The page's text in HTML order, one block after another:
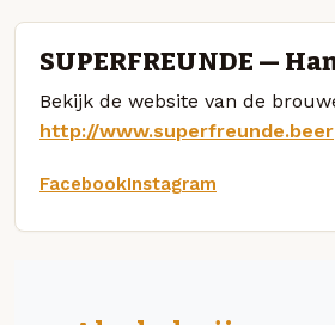
SUPERFREUNDE —
Bekijk de website van de
http://www.superfreunde.beer
FacebookInstagram